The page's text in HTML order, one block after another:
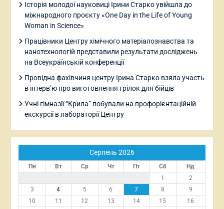
Історія молодої науковиці Ірини Старко увійшла до
міжнародного проєкту «One Day in the Life of Young
Woman in Science»
Працівники Центру хімічного матеріалознавства та
нанотехнологій представили результати досліджень
на Всеукраїнській конференції
Провідна фахівчиня центру Ірина Старко взяла участь
в інтерв’ю про виготовлення грілок для бійців
Учні гімназії “Крила” побували на профорієнтаційній
екскурсії в лабораторії Центру
Серпень 2026
Пн Вт Ср Чт Пт Сб
Нд
1
2
3
4 5 6 7 8
9
10
11 12 13 14 15 16